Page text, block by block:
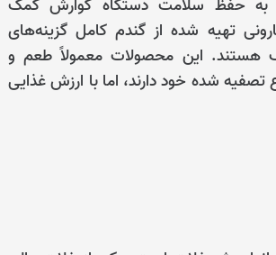
به حفظ سلامت دستگاه گوارش کمک
تهیه شده از گندم کامل گزینه‌های
هستند. این محصولات معمولاً طعم و
تصفیه شده خود دارند، اما با ارزش غذایی